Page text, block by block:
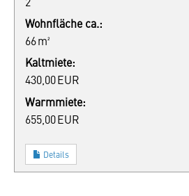
Wohnfläche ca.:
66 m²
Kaltmiete:
430,00 EUR
Warmmiete:
655,00 EUR
Details